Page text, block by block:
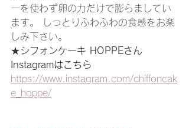
ーを使わず卵の力だけで膨らましてい
ます。 しっとりふわふわの食感をお楽
しみ下さい。
★シフォンケーキ HOPPEさん
Instagramはこちら
https://www.instagram.com/chiffoncak
e_hoppe/